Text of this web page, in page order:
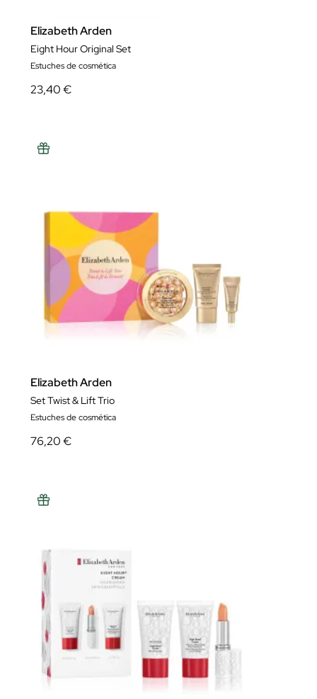
Elizabeth Arden
Eight Hour Original Set
Estuches de cosmética
23,40 €
Elizabeth Arden
Set Twist & Lift Trio
Estuches de cosmética
76,20 €